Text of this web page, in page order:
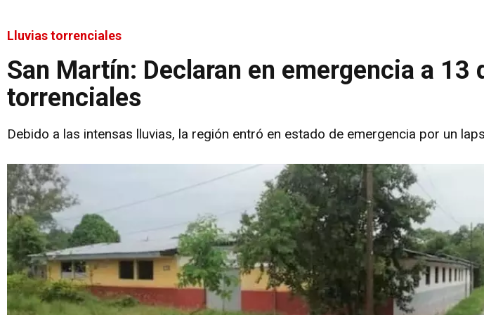
Lluvias torrenciales
San Martín: Declaran en emergencia a
torrenciales
Debido a las intensas lluvias, la región entró en estado de emergencia por un